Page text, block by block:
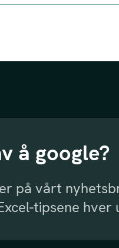
å google?
på vårt
tipsene hver